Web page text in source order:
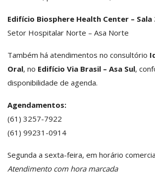
Edifício Biosphere Health Center – Sala
Setor Hospitalar Norte – Asa Norte
Também há atendimentos no consultório
Oral, no Edifício Via Brasil – Asa Sul,
disponibilidade de agenda.
Agendamentos:
(61) 3257-7922
(61) 99231-0914
Segunda a sexta-feira, em horário
Atendimento com hora marcada